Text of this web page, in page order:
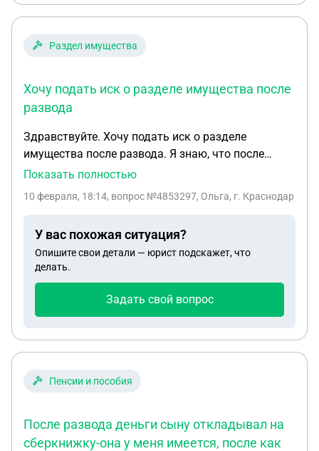
Раздел имущества
Хочу подать иск о разделе имущества после
развода
Здравствуйте. Хочу подать иск о разделе
имущества после развода. Я знаю, что после
развода можно подать иск в течении 3 лет.
развод состоялся чуть более года назад. Можно
машину, которую муж продал после развода, то
есть на компенсацию суммы от продажи, к
сожалению не помню точно гос номер и дату
Показать полностью
10 февраля, 18:14, вопрос №4853297, Ольга, г. Краснодар
У вас похожая ситуация?
Опишите свои детали — юрист подскажет, что
делать.
Задать свой вопрос
Пенсии и пособия
После развода деньги сыну откладывал на
сберкнижку-она у меня имеется, после как